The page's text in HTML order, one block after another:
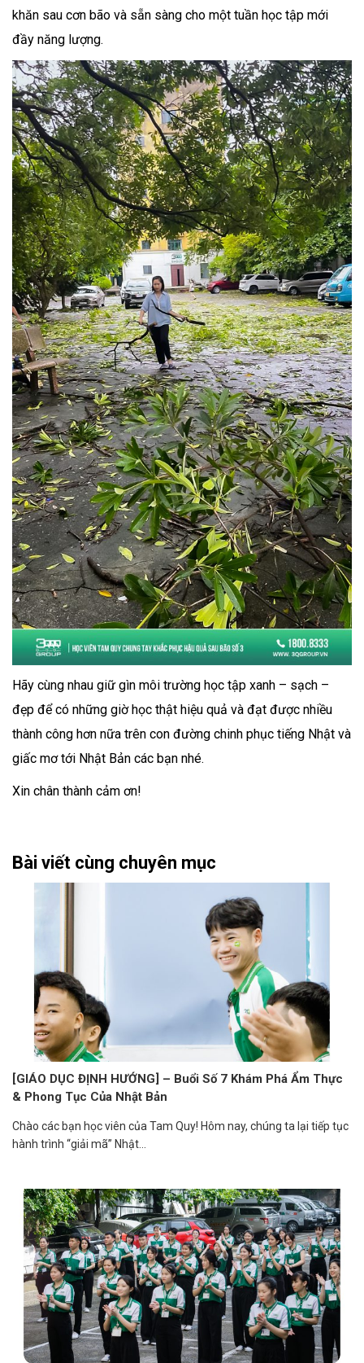
khăn sau cơn bão và sẵn sàng cho một tuần học tập mới
đầy năng lượng.
Hãy cùng nhau giữ gìn môi trường học tập xanh – sạch –
đẹp để có những giờ học thật hiệu quả và đạt được nhiều
thành công hơn nữa trên con đường chinh phục tiếng Nhật và
giấc mơ tới Nhật Bản các bạn nhé.
Xin chân thành cảm ơn!
Bài viết cùng chuyên mục
[GIÁO DỤC ĐỊNH HƯỚNG] – Buổi Số 7 Khám Phá Ẩm Thực
& Phong Tục Của Nhật Bản
Chào các bạn học viên của Tam Quy! Hôm nay, chúng ta lại tiếp tục
hành trình “giải mã” Nhật...